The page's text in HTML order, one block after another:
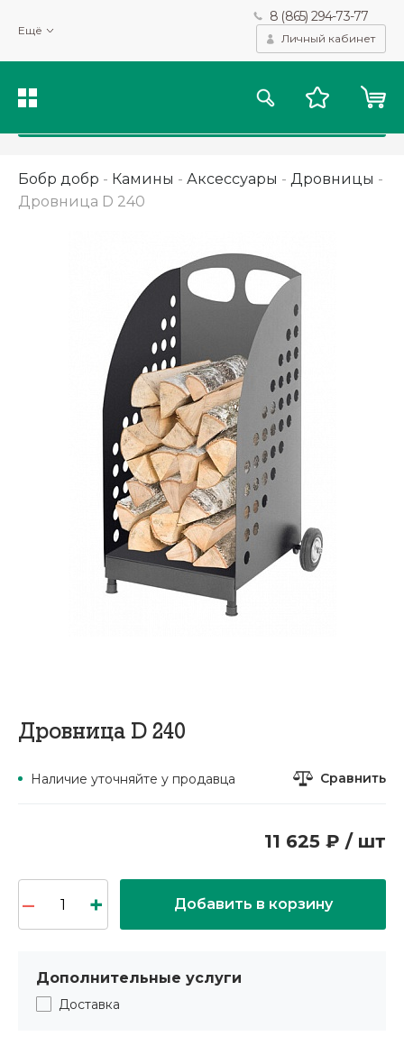
Ещё
8 (865) 294-73-77
Личный кабинет
Бобр добр - Камины - Аксессуары - Дровницы -
Дровница D 240
Дровница D 240
Наличие уточняйте у продавца Сравнить
11 625 ₽ / шт
Добавить в корзину
Дополнительные услуги
Доставка
Мы используем файлы cookie и другие подобные технологии
для получения данных с целью сбора статистики, повышения
качества рекомендаций и предоставления вам возможности
персонализированного просмотра.Подробнее